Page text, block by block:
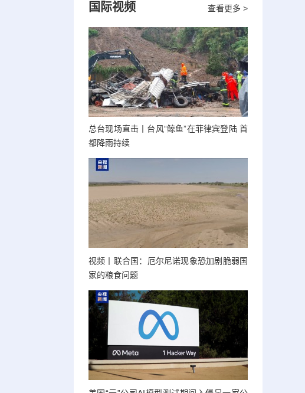
查看更多 >
国际视频
总台现场直击丨台风“鲸鱼”在菲律宾登陆 首
都降雨持续
视频丨联合国：厄尔尼诺现象恐加剧脆弱国
家的粮食问题